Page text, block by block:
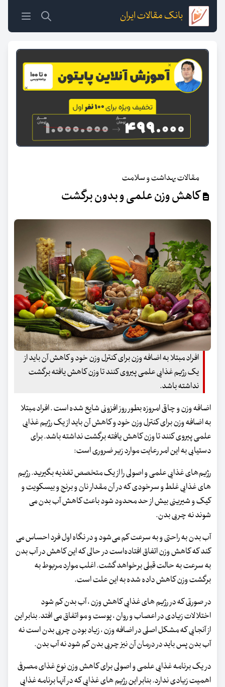
بانک مقالات ایران
مقالات بهداشت و سلامت
کاهش وزن علمی و بدون برگشت
افراد مبتلا به اضافه وزن برای کنترل وزن خود و کاهش آن باید از
یک رژیم غذایی علمی پیروی کنند تا وزن کاهش یافته برگشت
نداشته باشد.
اضافه وزن و چاقی امروزه بطور روز افزونی شایع شده است . افراد مبتلا
به اضافه وزن برای کنترل وزن خود و کاهش آن باید از یک رژیم غذایی
علمی پیروی کنند تا وزن کاهش یافته برگشت نداشته باشد. برای
دستیابی به این امر رعایت موارد زیر ضروری است:
رژیم‌های غذایی علمی و اصولی را از یک متخصص تغذیه بگیرید. رژیم
های غذایی غلط و سرخودی که در آن مقدار نان و برنج و بیسکویت و
کیک و شیرینی بیش از حد محدود شود باعث کاهش آب بدن می
شوند نه چربی بدن.
آب بدن به راحتی و به سرعت کم می‌شود و در نگاه اول فرد احساس می
کند که کاهش وزن اتفاق افتاده‌است در حالی‌ که این کاهش در آب بدن
به سرعت به حالت قبلی برخواهد گشت. اغلب موارد مربوط به
برگشت وزن کاهش داده شده به این علت است.
در صورتی که در رژیم های غذایی کاهش وزن ، آب بدن کم شود
اختلالات زیادی در اعصاب و روان ، پوست و مو اتفاق می افتد. بنابر این
از آنجایی که مشکل اصلی در اضافه وزن ، زیاد بودن چربی بدن است نه
آب بدن پس باید در درمان آن نیز چربی بدن کم شود نه آب بدن.
در یک برنامه غذایی علمی و اصولی برای کاهش وزن نوع غذای مصرفی
اهمیت زیادی ندارد. بنابر این رژیم های غذایی که در آنها برنامه غذایی